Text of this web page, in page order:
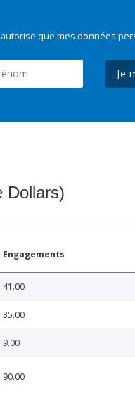
que mes données
Je
Dollars)
Engagements
41.00
35.00
9.00
90.00